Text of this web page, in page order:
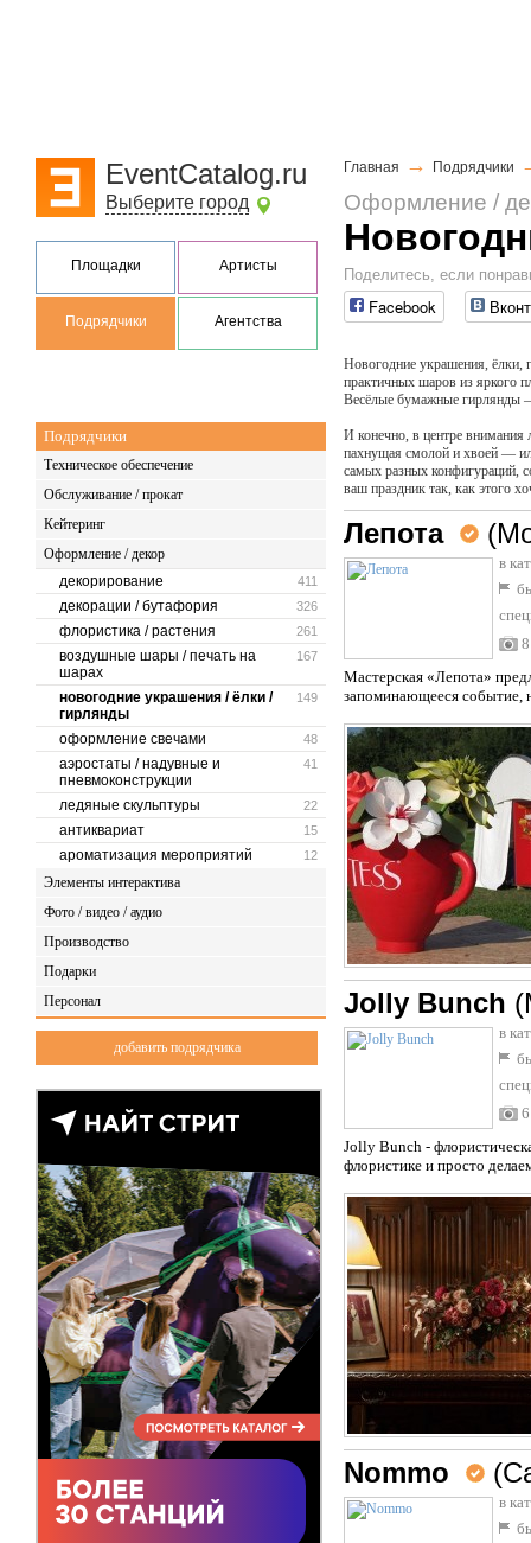
EventCatalog.ru
Выберите город
Площадки Артисты
Подрядчики Агентства
Подрядчики
Техническое обеспечение
Обслуживание / прокат
Кейтеринг
Оформление / декор
411
декорирование
326
декорации / бутафория
261
флористика / растения
167
воздушные шары / печать на
шарах
149
новогодние украшения / ёлки /
гирлянды
48
оформление свечами
41
аэростаты / надувные и
пневмоконструкции
22
ледяные скульптуры
15
антиквариат
12
ароматизация мероприятий
Элементы интерактива
Фото / видео / аудио
Производство
Подарки
Персонал
добавить подрядчика
Главная → Подрядчики
Оформление /
Поделитесь, если
Facebook
Новогодние украшения, ёлки,
практичных шаров из яркого
Весёлые бумажные гирлянды
И конечно, в центре
пахнущая смолой и хвоей —
самых разных конфигураций,
ваш праздник так, как этого
Лепота
в
8
Мастерская «Лепота»
запоминающееся событие,
Jolly Bunch
в
6
Jolly Bunch -
флористике и просто
Nommo
в